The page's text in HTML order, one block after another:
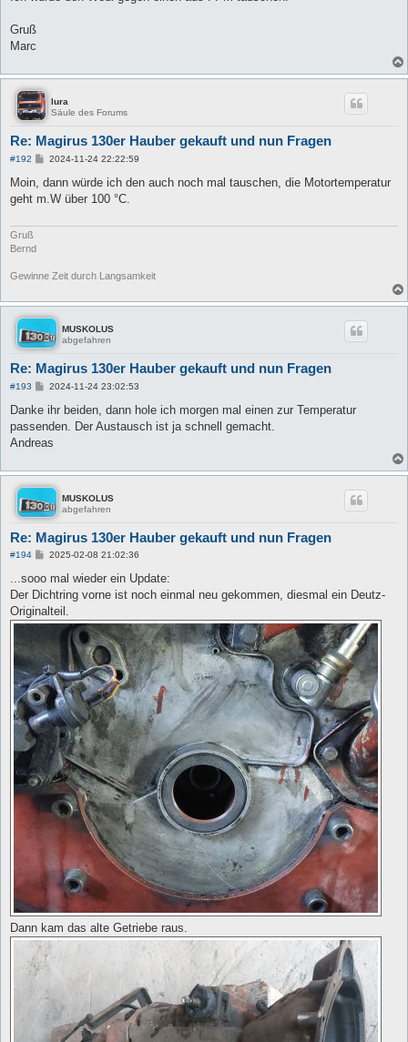
Gruß
Marc
lura
Säule des Forums
Re: Magirus 130er Hauber gekauft und nun Fragen
#192
B
i
r
2024-11-24 22:22:59
Moin, dann würde ich den auch noch mal tauschen, die Motortemperatur
geht m.W über 100 °C.
Gruß
Bernd
Gewinne Zeit durch Langsamkeit
MUSKOLUS
abgefahren
Re: Magirus 130er Hauber gekauft und nun Fragen
#193
B
r
a
2024-11-24 23:02:53
Danke ihr beiden, dann hole ich morgen mal einen zur Temperatur
passenden. Der Austausch ist ja schnell gemacht.
Andreas
MUSKOLUS
abgefahren
Re: Magirus 130er Hauber gekauft und nun Fragen
#194
B
i
r
a
g
2025-02-08 21:02:36
...sooo mal wieder ein Update:
Der Dichtring vorne ist noch einmal neu gekommen, diesmal ein Deutz-
Originalteil.
Dann kam das alte Getriebe raus.